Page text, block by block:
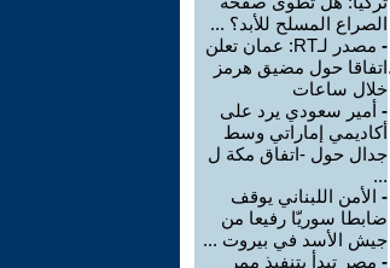
الصراع المسلح للأبد؟ ...
-
مصدر لـRT: عمان تعلن
اتفاقا حول مضيق هرمز
خلال ساعات
- أمير سعودي يرد على
أكاديمي إماراتي وسط
جدال حول -اتفاق مكة ل
...
- الأمن اللبناني يوقف
ضابطا سوريّا رفيعا من
جيش الأسد في بيروت ...
- مصر تبدأ بتنفيذ ممر